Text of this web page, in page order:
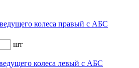
колеса правый с АБС
шт
колеса левый с АБС